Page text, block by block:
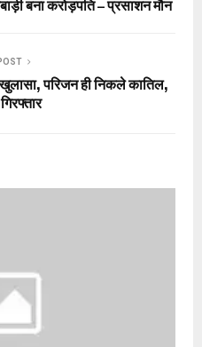
बना करोड़पति – प्रसाशन मौन
परिजन ही निकले कातिल,